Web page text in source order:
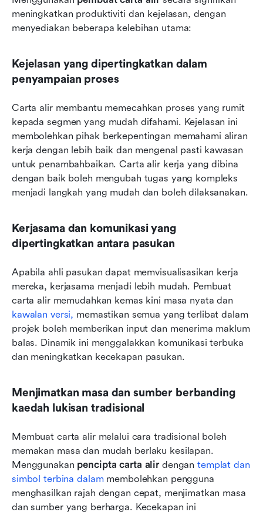
meningkatkan produktiviti dan kejelasan, dengan
menyediakan beberapa kelebihan utama:
Kejelasan yang dipertingkatkan dalam
penyampaian proses
Carta alir membantu memecahkan proses yang rumit
kepada segmen yang mudah difahami. Kejelasan ini
membolehkan pihak berkepentingan memahami aliran
kerja dengan lebih baik dan mengenal pasti kawasan
untuk penambahbaikan. Carta alir kerja yang dibina
dengan baik boleh mengubah tugas yang kompleks
menjadi langkah yang mudah dan boleh dilaksanakan.
Kerjasama dan komunikasi yang
dipertingkatkan antara pasukan
Apabila ahli pasukan dapat memvisualisasikan kerja
mereka, kerjasama menjadi lebih mudah. Pembuat
kawalan versi, memastikan semua yang terlibat dalam
projek boleh memberikan input dan menerima maklum
balas. Dinamik ini menggalakkan komunikasi terbuka
dan meningkatkan kecekapan pasukan.
Menjimatkan masa dan sumber berbanding
kaedah lukisan tradisional
Membuat carta alir melalui cara tradisional boleh
memakan masa dan mudah berlaku kesilapan.
Menggunakan pencipta carta alir dengan templat dan
simbol terbina dalam membolehkan pengguna
menghasilkan rajah dengan cepat, menjimatkan masa
dan sumber yang berharga. Kecekapan ini